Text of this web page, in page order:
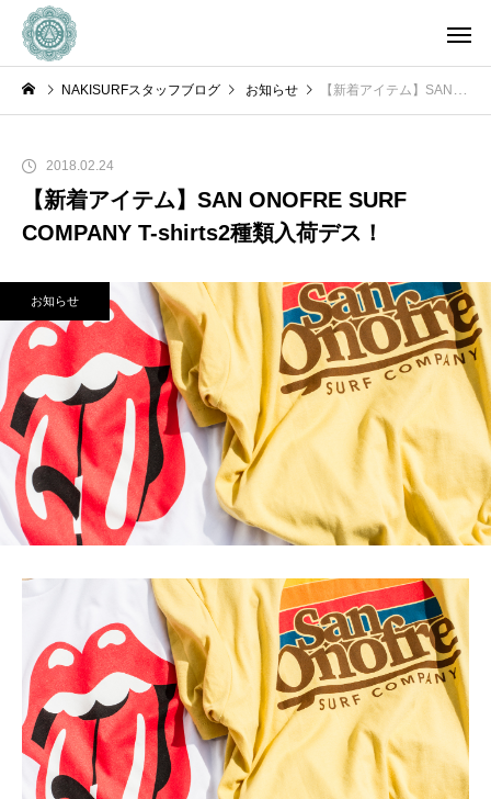
NAKISURFスタッフブログ お知らせ 【新着アイテム】SAN ONOFRE SURF COMPANY T-shirts2種類入荷デス！
2018.02.24
【新着アイテム】SAN ONOFRE SURF
COMPANY T-shirts2種類入荷デス！
お知らせ